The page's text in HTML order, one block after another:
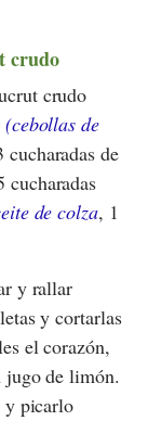
crudo
crudo
de
de
cucharadas
de colza, 1
y rallar
y cortarlas
el corazón,
jugo de limón.
y picarlo